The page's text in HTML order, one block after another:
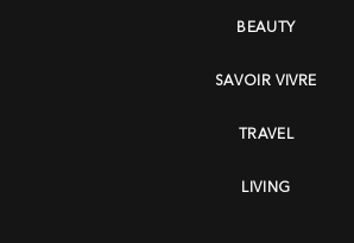
BEAUTY
SAVOIR VIVRE
TRAVEL
LIVING